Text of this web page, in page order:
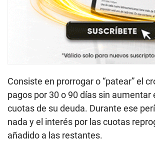
Consiste en prorrogar o “patear” el
pagos por 30 o 90 días sin aumentar
cuotas de su deuda. Durante ese
nada y el interés por las cuotas
añadido a las restantes.